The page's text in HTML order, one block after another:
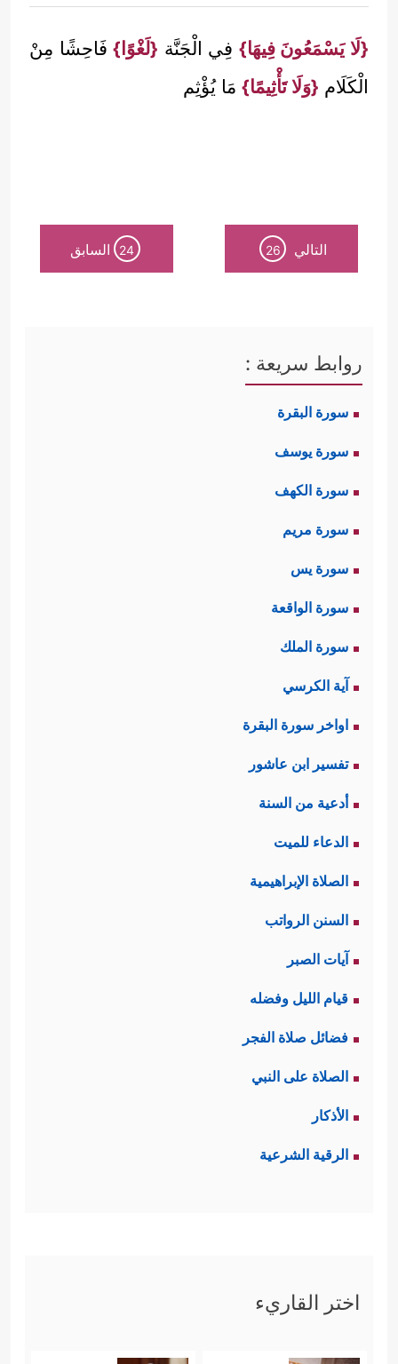
{لَا يَسْمَعُونَ فِيهَا} فِي الْجَنَّة {لَغْوًا}فَاحِشًا مِنْ
الْكَلَام {وَلَا تَأْثِيمًا} مَا يُؤْثِم
التالي 26
24 السابق
روابط سريعة :
سورة البقرة
سورة يوسف
سورة الكهف
سورة مريم
سورة يس
سورة الواقعة
سورة الملك
آية الكرسي
اواخر سورة البقرة
تفسير ابن عاشور
أدعية من السنة
الدعاء للميت
الصلاة الإبراهيمية
السنن الرواتب
آيات الصبر
قيام الليل وفضله
فضائل صلاة الفجر
الصلاة على النبي
الأذكار
الرقية الشرعية
اختر القاريء